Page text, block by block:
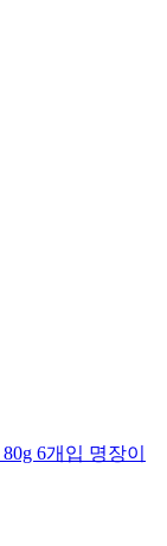
6개입 명장이